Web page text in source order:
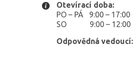
Otevírací doba:
PO – PÁ 9:00 – 17:00
SO 9:00 – 12:00
Odpovědná vedoucí: